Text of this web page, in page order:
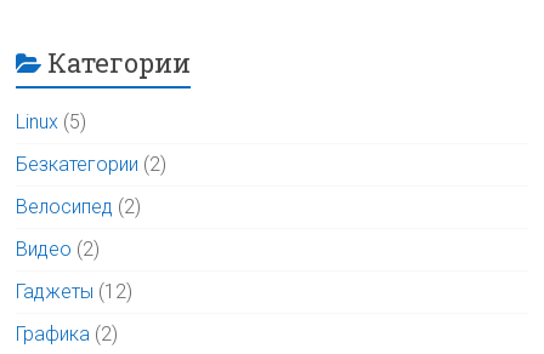
Категории
Linux (5)
Безкатегории (2)
Велосипед (2)
Видео (2)
Гаджеты (12)
Графика (2)